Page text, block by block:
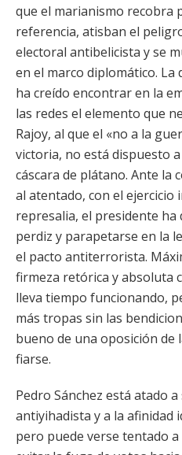
que el marianismo recobra
referencia, atisban el
electoral antibelicista y se
en el marco diplomático. La
ha creído encontrar en la
las redes el elemento que
Rajoy, al que el «no a la
victoria, no está dispuesto
cáscara de plátano. Ante la
al atentado, con el ejercicio
represalia, el presidente ha
perdiz y parapetarse en la
el pacto antiterrorista.
firmeza retórica y absoluta
lleva tiempo funcionando,
más tropas sin las
bueno de una oposición de
fiarse.
Pedro Sánchez está atado
antiyihadista y a la afinidad
pero puede verse tentado